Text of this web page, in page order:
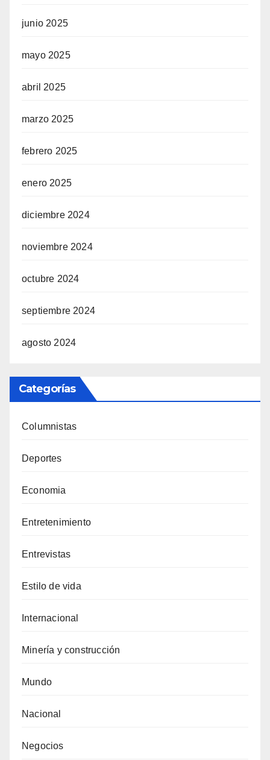
junio 2025
mayo 2025
abril 2025
marzo 2025
febrero 2025
enero 2025
diciembre 2024
noviembre 2024
octubre 2024
septiembre 2024
agosto 2024
Categorías
Columnistas
Deportes
Economia
Entretenimiento
Entrevistas
Estilo de vida
Internacional
Minería y construcción
Mundo
Nacional
Negocios